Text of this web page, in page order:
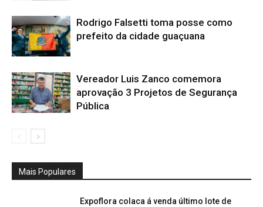
Rodrigo Falsetti toma posse como
prefeito da cidade guaçuana
Vereador Luis Zanco comemora
aprovação 3 Projetos de Segurança
Pública
Mais Populares
Expoflora colaca á venda último lote de